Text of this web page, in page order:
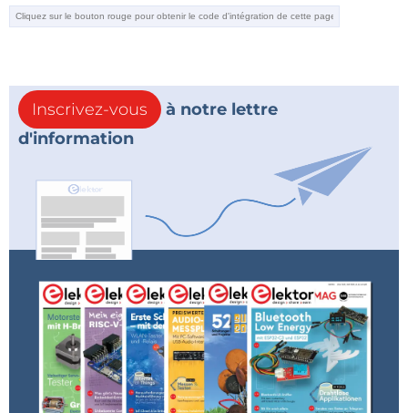
Inscrivez-vous
à notre lettre
d'information